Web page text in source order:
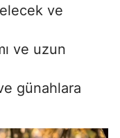
ve
ve uzun
günahlara